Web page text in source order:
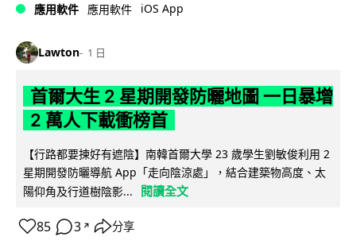
應用軟件 應用軟件 iOS App
Lawton 1 日
首爾大生 2 星期開發防曬地圖 一日暴增
2 萬人下載衝榜首
【行路都要揀好有遮陰】南韓首爾大學 23 歲學生劉敏俊利用 2
星期開發防曬導航 App「走向陰涼處」，結合建築物高度、太
陽仰角及行道樹陰影...
閱讀全文
85 3 ↗ 分享